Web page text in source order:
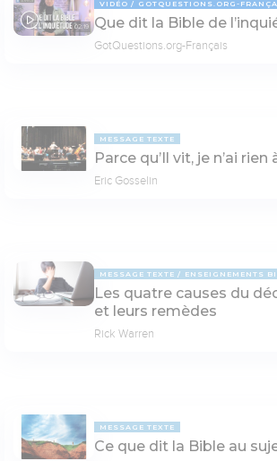
02:19
VIDÉO GOTQUESTIONS.ORG-
Que dit la Bible de
GotQuestions.org-Français
MESSAGE TEXTE
Parce qu’Il vit, je n’ai rien
Eric Gosselin
MESSAGE TEXTE ENSEIGNEMENTS
Les quatre causes du
et leurs remèdes
Rick Warren
MESSAGE TEXTE
Ce que dit la Bible au